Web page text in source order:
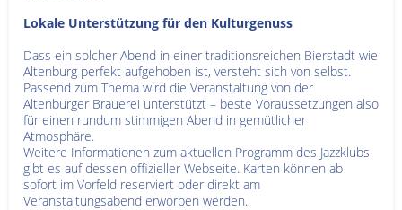
Lokale Unterstützung für den Kulturgenuss
Dass ein solcher Abend in einer traditionsreichen Bierstadt wie
Altenburg perfekt aufgehoben ist, versteht sich von selbst.
Passend zum Thema wird die Veranstaltung von der
Altenburger Brauerei unterstützt – beste Voraussetzungen also
für einen rundum stimmigen Abend in gemütlicher
Atmosphäre.
Weitere Informationen zum aktuellen Programm des Jazzklubs
gibt es auf dessen offizieller Webseite. Karten können ab
sofort im Vorfeld reserviert oder direkt am
Veranstaltungsabend erworben werden.